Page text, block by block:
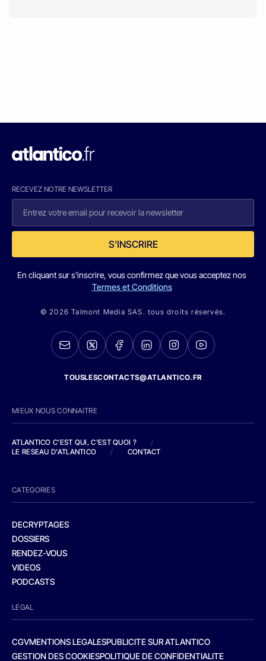
RECEVEZ NOTRE NEWSLETTER
S'INSCRIRE
En cliquant sur s'inscrire, vous confirmez que vous acceptez nos
Termes et Conditions
© 2026 Talmont Media SAS. tous droits réservés.
TOUSLESCONTACTS@ATLANTICO.FR
MIEUX NOUS CONNAITRE
ATLANTICO C'EST QUI, C'EST QUOI ?
/
LE RESEAU D'ATLANTICO
/ CONTACT
CATEGORIES
DECRYPTAGES
DOSSIERS
RENDEZ-VOUS
VIDEOS
PODCASTS
LEGAL
CGVMENTIONS LEGALESPUBLICITE SUR ATLANTICO
GESTION DES COOKIESPOLITIQUE DE CONFIDENTIALITE